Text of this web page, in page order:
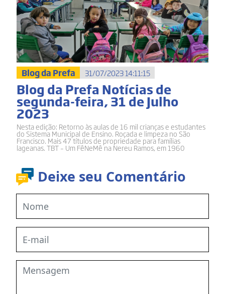
Deixe seu Comentário
Blog da Prefa 31/07/2023 14:11:15
Blog da Prefa Notícias de
segunda-feira, 31 de Julho
2023
Nesta edição: Retorno às aulas de 16 mil crianças e estudantes
do Sistema Municipal de Ensino. Roçada e limpeza no São
Francisco. Mais 47 títulos de propriedade para famílias
lageanas. TBT – Um FêNeMê na Nereu Ramos, em 1960